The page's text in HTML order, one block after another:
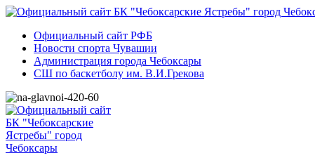
Официальный сайт РФБ
Новости спорта Чувашии
Администрация города Чебоксары
СШ по баскетболу им. В.И.Грекова